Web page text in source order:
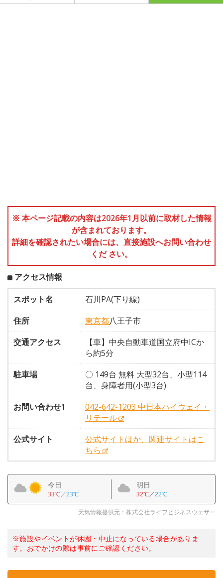
※ 本ページ記載の内容は2026年1月以前に取材した情報
が含まれております。
詳細を確認されたい場合には、直接施設へお問い合わせ
くだ さい。
アクセス情報
スポット名
石川PA(下り線)
住所
東京都八王子市
交通アクセス
【車】中央自動車道国立府中ICか
ら約5分
駐車場
〇 149台 無料 大型32台、小型114
台、身障者用(小型3台)
お問い合わせ1
042-642-1203 中日本ハイウェイ・
リテール
公式サイト
公式サイトほか、関連サイトはこ
ちら
今日
33℃／23℃
明日
32℃／22℃
天気情報提供元：株式会社ライフビジネスウェザー
※施設やイベントが休園・中止になっている場合がありま
す。おでかけの際は事前にご確認ください。